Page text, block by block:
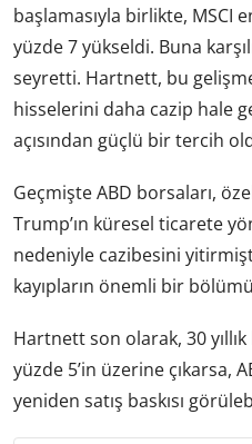
başlamasıyla birlikte, MSCI
yüzde 7 yükseldi. Buna
seyretti. Hartnett, bu
hisselerini daha cazip hale
açısından güçlü bir tercih
Geçmişte ABD borsaları,
Trump’ın küresel ticarete
nedeniyle cazibesini
kayıpların önemli bir
Hartnett son olarak, 30
yüzde 5’in üzerine çıkarsa,
yeniden satış baskısı